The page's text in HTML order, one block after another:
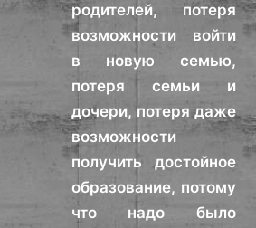
родителей, потеря
возможности войти
в новую семью,
потеря семьи и
дочери, потеря даже
возможности
получить достойное
образование, потому
что надо было